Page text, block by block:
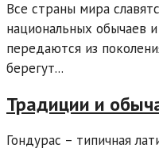
Все страны мира
национальных обычаев
передаются из
берегут...
Традиции и
Гондурас – типичная